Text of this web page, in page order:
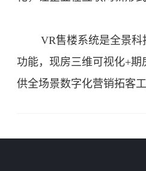
VR售楼系统是全景科技
功能，现房三维可视化+
供全场景数字化营销拓客工